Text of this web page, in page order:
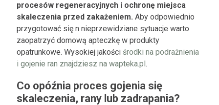
procesów regeneracyjnych i ochronę miejsca
skaleczenia przed zakażeniem. Aby odpowiednio
przygotować się n nieprzewidziane sytuacje warto
zaopatrzyć domową apteczkę w produkty
opatrunkowe. Wysokiej jakości środki na podrażnienia
i gojenie ran znajdziesz na wapteka.pl.
Co opóźnia proces gojenia się
skaleczenia, rany lub zadrapania?